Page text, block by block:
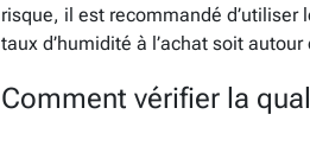
risque, il est recommandé d’utiliser
taux d’humidité à l’achat soit autour
Comment vérifier la